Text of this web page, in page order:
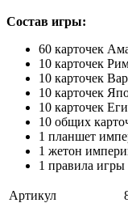
Состав игры:
60 карточек
10 карточек
10 карточек
10 карточек
10 карточек
10 общих
1 планшет
1 жетон
1 правила игры
Артикул